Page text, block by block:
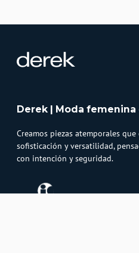
Derek | Moda
Creamos piezas atemporales
sofisticación y versatilidad,
con intención y seguridad.